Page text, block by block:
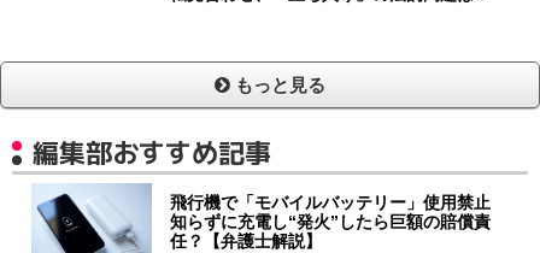
もっと見る
編集部おすすめ記事
飛行機で「モバイルバッテリー」使用禁止
知らずに充電し“発火”したら巨額の賠償責
任？【弁護士解説】